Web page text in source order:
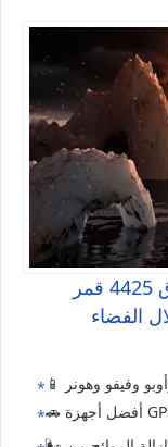
إيلون ماسك يخطط لإطلاق 4425 قمر
الفضاء